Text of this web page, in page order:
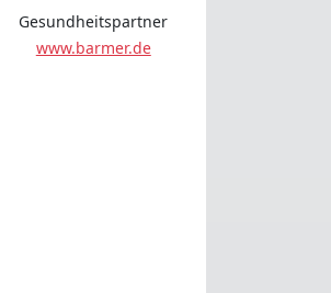
Gesundheitspartner
www.barmer.de